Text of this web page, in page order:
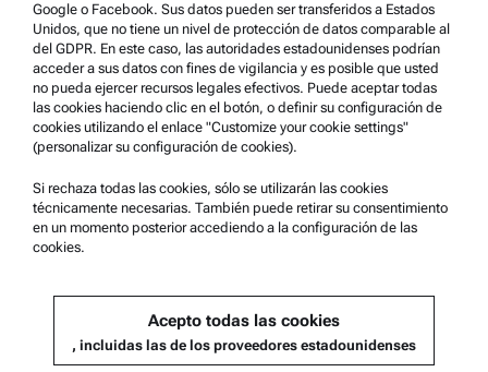
Asistencia para el producto
Anton Paar Certified Service
Declaración de seguridad
Centros técnicos Anton Paar
Comuníquese con nosotros
Información de la empresa
Relaciones públicas
Google o Facebook. Sus datos pueden ser transferidos a Estados
Unidos, que no tiene un nivel de protección de datos comparable al
del GDPR. En este caso, las autoridades estadounidenses podrían
acceder a sus datos con fines de vigilancia y es posible que usted
no pueda ejercer recursos legales efectivos. Puede aceptar todas
las cookies haciendo clic en el botón, o definir su configuración de
cookies utilizando el enlace "Customize your cookie settings"
(personalizar su configuración de cookies).
Si rechaza todas las cookies, sólo se utilizarán las cookies
técnicamente necesarias. También puede retirar su consentimiento
en un momento posterior accediendo a la configuración de las
cookies.
Acepto todas las cookies
, incluidas las de los proveedores estadounidenses